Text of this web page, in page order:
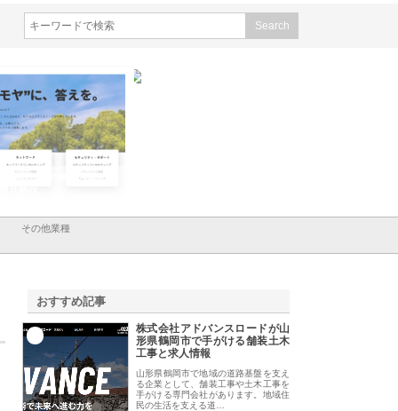
会社ＣＳＡの事業内容と強
その他業種
おすすめ記事
株式会社アドバンスロードが山
形県鶴岡市で手がける舗装土木
工事と求人情報
山形県鶴岡市で地域の道路基盤を支え
る企業として、舗装工事や土木工事を
手がける専門会社があります。地域住
民の生活を支える道…